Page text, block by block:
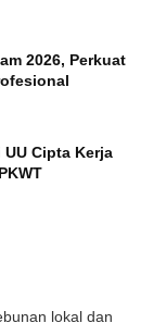
2026, Perkuat
Cipta Kerja
lokal dan